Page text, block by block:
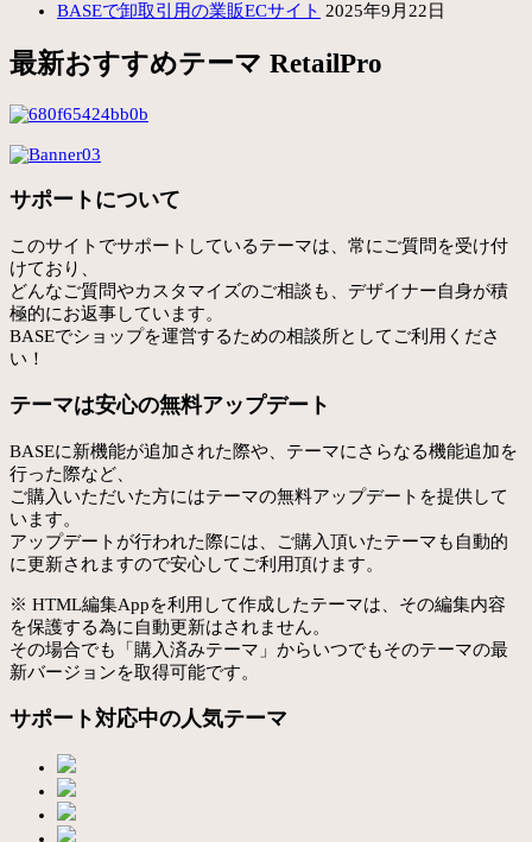
BASEで卸取引用の業販ECサイト 2025年9月22日
最新おすすめテーマ RetailPro
サポートについて
このサイトでサポートしているテーマは、常にご質問を受け付
けており、
どんなご質問やカスタマイズのご相談も、デザイナー自身が積
極的にお返事しています。
BASEでショップを運営するための相談所としてご利用くださ
い！
テーマは安心の無料アップデート
BASEに新機能が追加された際や、テーマにさらなる機能追加を
行った際など、
ご購入いただいた方にはテーマの無料アップデートを提供して
います。
アップデートが行われた際には、ご購入頂いたテーマも自動的
に更新されますので安心してご利用頂けます。
※ HTML編集Appを利用して作成したテーマは、その編集内容
を保護する為に自動更新はされません。
その場合でも「購入済みテーマ」からいつでもそのテーマの最
新バージョンを取得可能です。
サポート対応中の人気テーマ